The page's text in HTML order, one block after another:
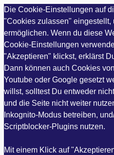
Die Cookie-Einstellungen auf
"Cookies zulassen" eingestellt,
ermöglichen. Wenn du diese
Cookie-Einstellungen
"Akzeptieren" klickst, erklärst
Dann können auch Cookies
Youtube oder Google gesetzt
willst, solltest Du entweder
und die Seite nicht weiter
Inkognito-Modus betreiben,
Scriptblocker-Plugins nutzen.
Mit einem Klick auf